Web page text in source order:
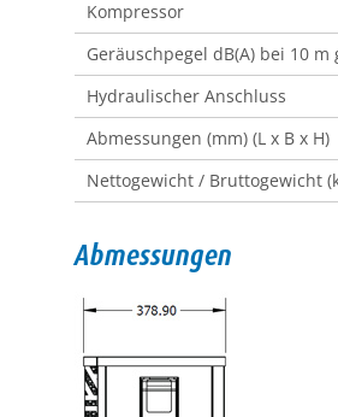
Kompressor
Geräuschpegel dB(A) bei 10 m
Hydraulischer Anschluss
Abmessungen (mm) (L x B x H)
Nettogewicht / Bruttogewicht
Abmessungen